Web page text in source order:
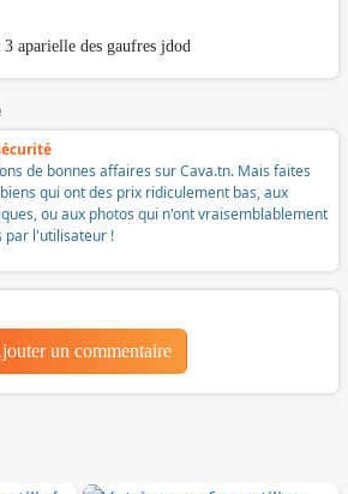
aparielle des gaufres jdod
de bonnes affaires sur Cava.tn. Mais faites
qui ont des prix ridiculement bas, aux
ou aux photos qui n'ont vraisemblablement
par l'utilisateur !
un commentaire